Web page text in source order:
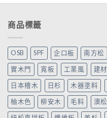
商品標籤
OSB SPF 企口板 南方松
實木門 寬板 工業風 建材
日本檜木 日杉 木器塗料
柚木色 柳安木 毛料 澳松